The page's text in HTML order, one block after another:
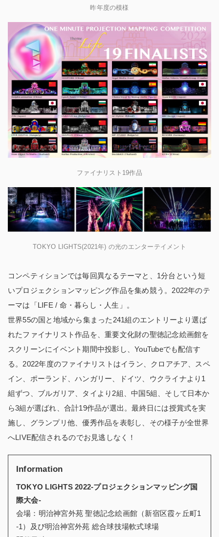
昨年度の模様
ファイナリスト19作品
TOKYO LIGHTS(2021年) の光のエンターテイメント
コンペティションでは毎回異なるテーマと、1分台という短
いプロジェクションマッピング作品を集め競う。2022年のテ
ーマは「LIFE / 命・暮らし・人生」。
世界55の国と地域から集まった241組のエントリーより選ば
れたファイナリスト作品を、重要文化財の聖徳記念絵画館を
スクリーンにイベント期間中投影し、YouTubeでも配信す
る。2022年度のファイナリストはイラン、クロアチア、スペ
イン、ポーランド、ハンガリー、ドイツ、ウクライナより1
組ずつ、ブルガリア、タイより2組、中国5組、そして日本か
ら3組が選ばれ、合計19作品が選出。最終日には授賞式を実
施し、グランプリ他、優秀作品を表彰し、その様子が全世界
へLIVE配信されるのでお見逃しなく！
Information
TOKYO LIGHTS 2022-プロジェクションマッピング国
際大会-
会場：明治神宮外苑 聖徳記念絵画館（新宿区霞ヶ丘町1
-1）及び明治神宮外苑 総合球技場軟式球場